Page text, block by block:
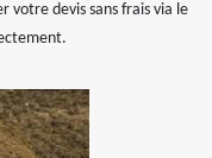
votre devis sans frais via le